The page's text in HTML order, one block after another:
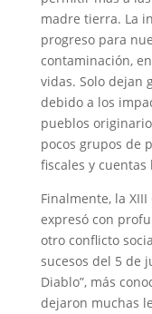
madre tierra. La
progreso para
contaminación,
vidas. Solo dejan
debido a los
pueblos
pocos grupos de
fiscales y cuentas
Finalmente, la
expresó con
otro conflicto
sucesos del 5 de
Diablo”, más
dejaron muchas